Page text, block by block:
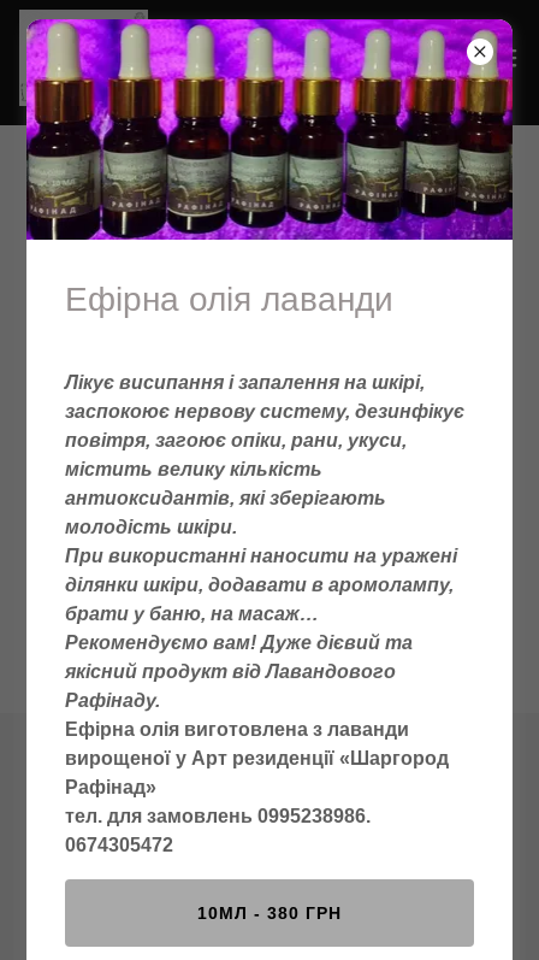
фестиваль сучасного
мистецтва "АРТ містечко
Шаргород" 2006р
фестиваль сучасного
мистецтва "АРХ містечко
Шаргород" 2007р
Ефірна олія лаванди
Лікує висипання і запалення на шкірі,
заспокоює нервову систему, дезинфікує
повітря, загоює опіки, рани, укуси,
містить велику кількість
антиоксидантів, які зберігають
молодість шкіри.
При використанні наносити на уражені
ділянки шкіри, додавати в аромолампу,
брати у баню, на масаж…
Рекомендуємо вам! Дуже дієвий та
якісний продукт від Лавандового
Рафінаду.
Ефірна олія виготовлена з лаванди
вирощеної у Арт резиденції «Шаргород
Рафінад»
тел. для замовлень 0995238986.
0674305472
10МЛ - 380 ГРН